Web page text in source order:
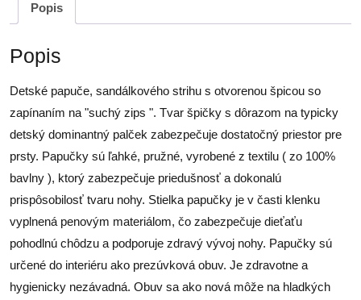
Popis
Popis
Detské papuče, sandálkového strihu s otvorenou špicou so
zapínaním na "suchý zips ". Tvar špičky s dôrazom na typicky
detský dominantný palček zabezpečuje dostatočný priestor pre
prsty. Papučky sú ľahké, pružné, vyrobené z textilu ( zo 100%
bavlny ), ktorý zabezpečuje priedušnosť a dokonalú
prispôsobilosť tvaru nohy. Stielka papučky je v časti klenku
vyplnená penovým materiálom, čo zabezpečuje dieťaťu
pohodlnú chôdzu a podporuje zdravý vývoj nohy. Papučky sú
určené do interiéru ako prezúvková obuv. Je zdravotne a
hygienicky nezávadná. Obuv sa ako nová môže na hladkých